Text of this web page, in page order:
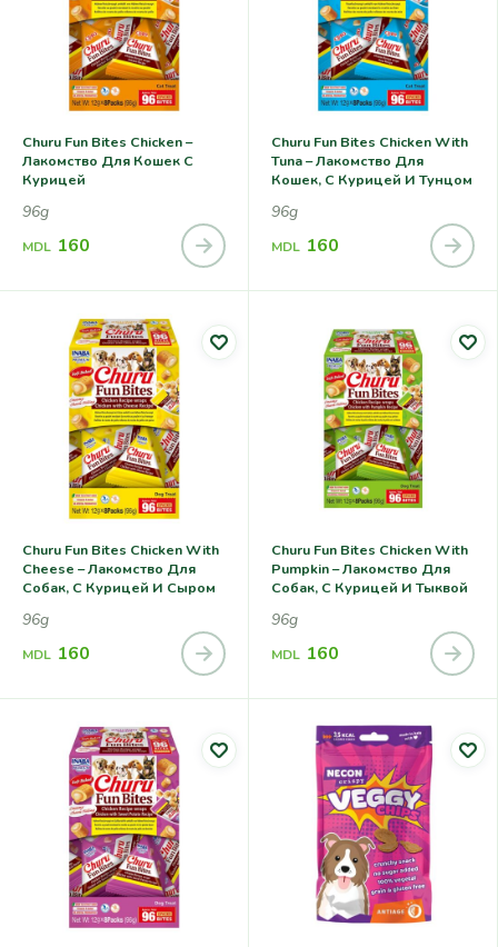
Churu Fun Bites Chicken –
Лакомство Для Кошек С
Курицей
96g
MDL 160
Churu Fun Bites Chicken With
Tuna – Лакомство Для
Кошек, С Курицей И Тунцом
96g
MDL 160
Churu Fun Bites Chicken With
Cheese – Лакомство Для
Собак, С Курицей И Сыром
96g
MDL 160
Churu Fun Bites Chicken With
Pumpkin – Лакомство Для
Собак, С Курицей И Тыквой
96g
MDL 160